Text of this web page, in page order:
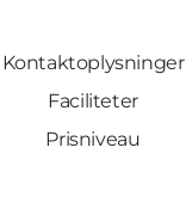
Kontaktoplysninger
Faciliteter
Prisniveau